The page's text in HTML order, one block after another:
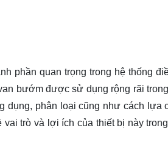
phần quan trọng trong hệ thống
bướm được sử dụng rộng rãi
dụng, phân loại cũng như cách lựa
vai trò và lợi ích của thiết bị này